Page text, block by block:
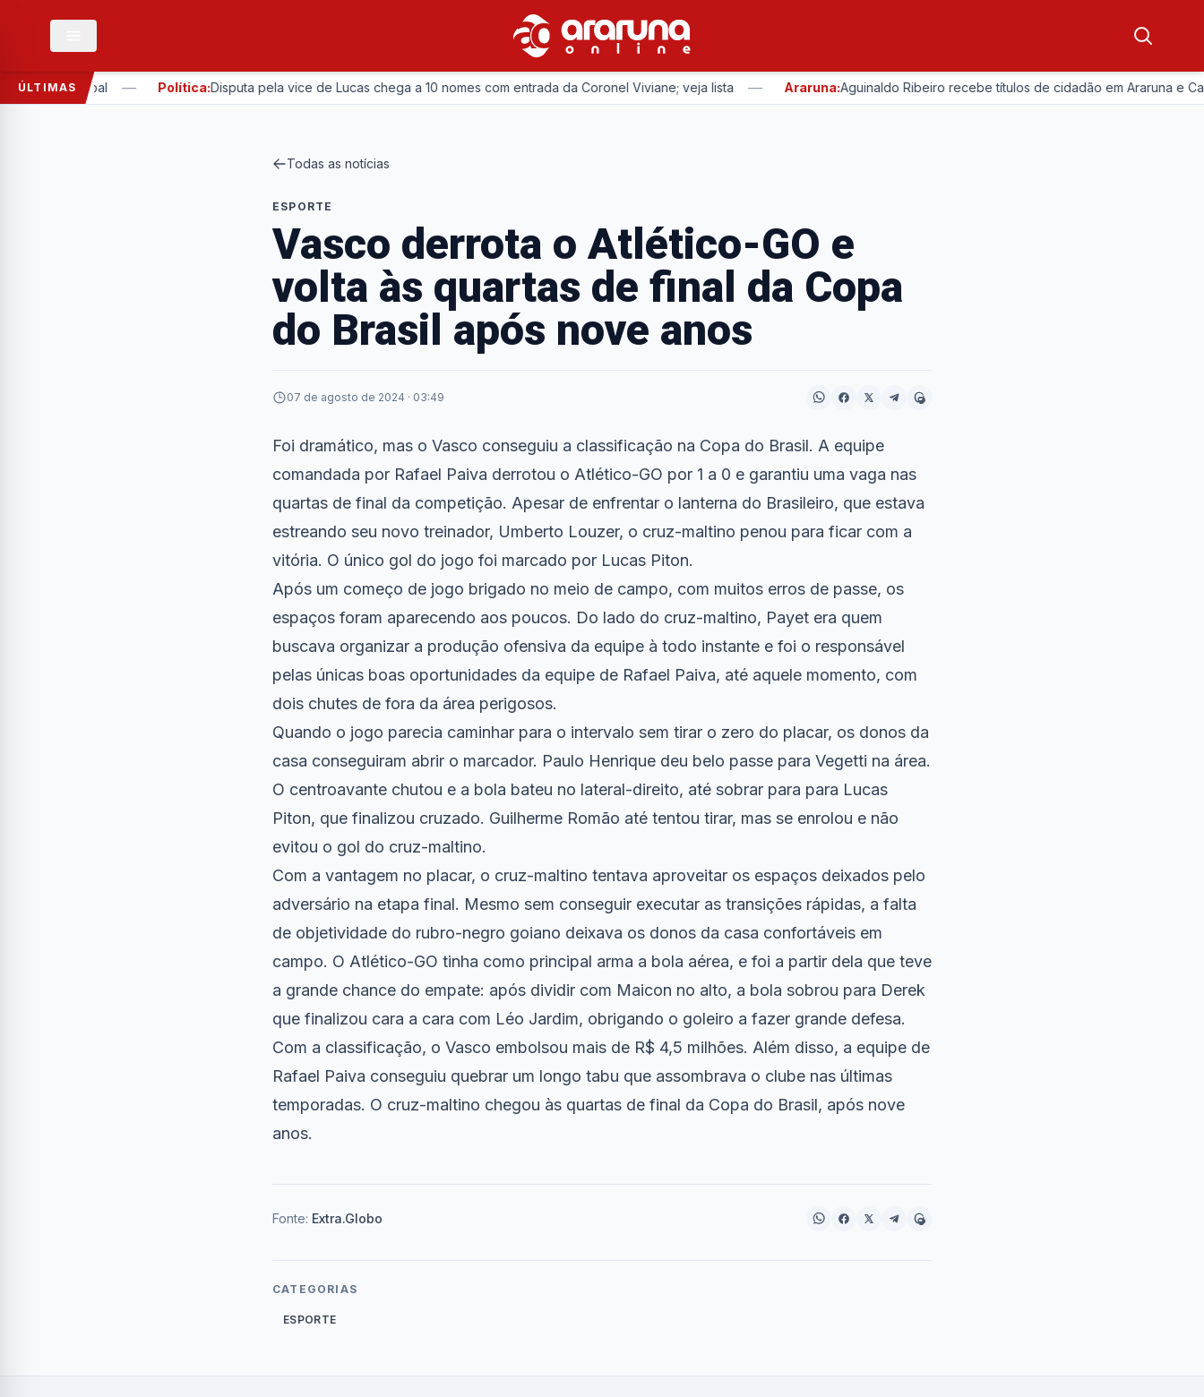
ÚLTIMAS
Municipal — Política:Disputa pela vice de Lucas chega a 10 nomes com entrada da Coronel Viviane; veja lista — Araruna:Aguinaldo Ribeiro recebe títulos de cidadão em Araruna e
Todas as notícias
ESPORTE
Vasco derrota o Atlético-GO e
volta às quartas de final da Copa
do Brasil após nove anos
07 de agosto de 2024 · 03:49
Foi dramático, mas o Vasco conseguiu a classificação na Copa do Brasil. A equipe
comandada por Rafael Paiva derrotou o Atlético-GO por 1 a 0 e garantiu uma vaga nas
quartas de final da competição. Apesar de enfrentar o lanterna do Brasileiro, que estava
estreando seu novo treinador, Umberto Louzer, o cruz-maltino penou para ficar com a
vitória. O único gol do jogo foi marcado por Lucas Piton.
Após um começo de jogo brigado no meio de campo, com muitos erros de passe, os
espaços foram aparecendo aos poucos. Do lado do cruz-maltino, Payet era quem
buscava organizar a produção ofensiva da equipe à todo instante e foi o responsável
pelas únicas boas oportunidades da equipe de Rafael Paiva, até aquele momento, com
dois chutes de fora da área perigosos.
Quando o jogo parecia caminhar para o intervalo sem tirar o zero do placar, os donos da
casa conseguiram abrir o marcador. Paulo Henrique deu belo passe para Vegetti na área.
O centroavante chutou e a bola bateu no lateral-direito, até sobrar para para Lucas
Piton, que finalizou cruzado. Guilherme Romão até tentou tirar, mas se enrolou e não
evitou o gol do cruz-maltino.
Com a vantagem no placar, o cruz-maltino tentava aproveitar os espaços deixados pelo
adversário na etapa final. Mesmo sem conseguir executar as transições rápidas, a falta
de objetividade do rubro-negro goiano deixava os donos da casa confortáveis em
campo. O Atlético-GO tinha como principal arma a bola aérea, e foi a partir dela que teve
a grande chance do empate: após dividir com Maicon no alto, a bola sobrou para Derek
que finalizou cara a cara com Léo Jardim, obrigando o goleiro a fazer grande defesa.
Com a classificação, o Vasco embolsou mais de R$ 4,5 milhões. Além disso, a equipe de
Rafael Paiva conseguiu quebrar um longo tabu que assombrava o clube nas últimas
temporadas. O cruz-maltino chegou às quartas de final da Copa do Brasil, após nove
anos.
Fonte: Extra.Globo
CATEGORIAS
ESPORTE